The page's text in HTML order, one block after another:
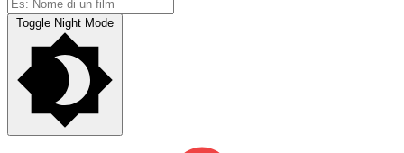
Toggle Night Mode